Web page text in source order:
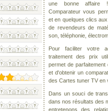
une bonne affaire
Comparateur vous
et en quelques clics
de revendeurs de
son, téléphonie,
Pour faciliter votre
traitement des prix
permet de
et d'obtenir un
des Cartes tuner TV en
Dans un souci de
dans nos résultats des
entretenons des